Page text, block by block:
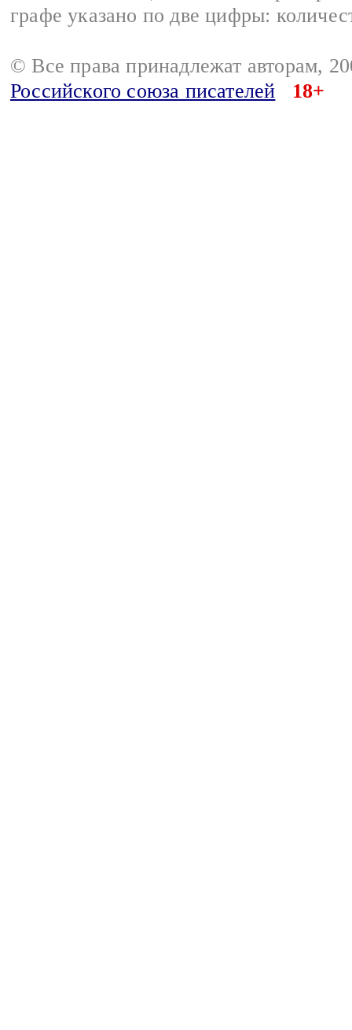
графе указано по две цифры:
© Все права принадлежат авторам,
Российского союза писателей
18+